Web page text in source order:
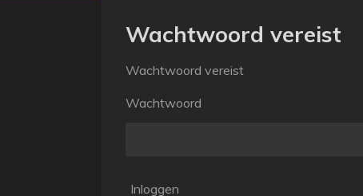
Wachtwoord vereist
Wachtwoord vereist
Wachtwoord
Inloggen